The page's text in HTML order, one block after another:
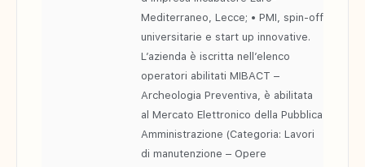
Mediterraneo, Lecce; • PMI, spin-off
universitarie e start up innovative.
L’azienda è iscritta nell’elenco
operatori abilitati MIBACT –
Archeologia Preventiva, è abilitata
al Mercato Elettronico della Pubblica
Amministrazione (Categoria: Lavori
di manutenzione – Opere